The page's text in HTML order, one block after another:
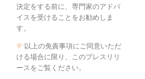
決定をする前に、専門家のアドバ
イスを受けることをお勧めしま
す。
以上の免責事項にご同意いただ
ける場合に限り、このプレスリリ
ースをご覧ください。